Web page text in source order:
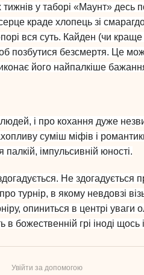
у таборі «Маунт» десь
краде хлопець зі
вся суть. Кайден (чи
позбутися безсмертя. Це
його найпалкіше
і про кохання дуже
суміш міфів і
імпульсивній юності.
Не здогадується
турнір, в якому невдовзі
опиниться в центрі уваги
божественній грі іноді щось
Увійти за допомогою